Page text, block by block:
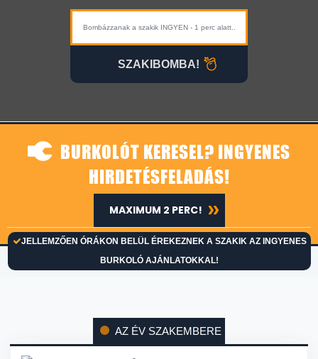
SZAKIBOMBA!
BURKOLÓT KERESEL? INGYENES
HIRDETÉSFELADÁS!
JELLEMZŐEN ÓRÁKON BELÜL ÉREKEZNEK A SZAKIK AZ INGYENES
BURKOLÓ AJÁNLATOKKAL!
MAXIMUM 2 PERC!
AZ ÉV SZAKEMBERE